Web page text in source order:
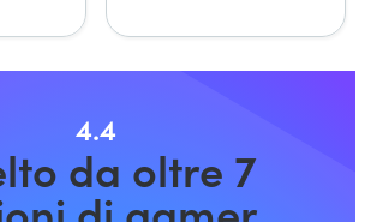
4.4
da oltre 7